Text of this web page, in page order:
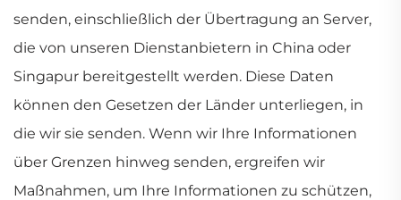
senden, einschließlich der Übertragung an Server,
die von unseren Dienstanbietern in China oder
Singapur bereitgestellt werden. Diese Daten
können den Gesetzen der Länder unterliegen, in
die wir sie senden. Wenn wir Ihre Informationen
über Grenzen hinweg senden, ergreifen wir
Maßnahmen, um Ihre Informationen zu schützen,